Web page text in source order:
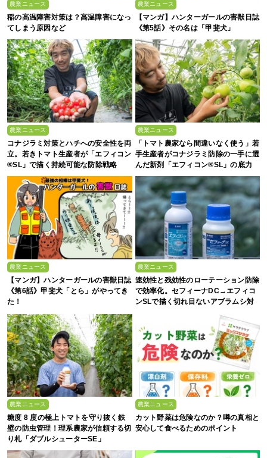
農業ニュース
稲の高温障害対策は？高温障害になっ
てしまう原因など
農業ニュース
【マンガ】ハンターガールの害獣日誌
《第5話》その名は「甲斐犬」
農業ニュース
コナジラミ対策とハチへの安全性を両
立。若きトマト生産者が「エフィコン
®SL」で描く持続可能な防除戦略
農業ニュース
「トマト農家なら間違いなく使う」若
手生産者がコナジラミ防除の一手に選
んだ新剤「エフィコン®SL」の底力
農業ニュース
【マンガ】ハンターガールの害獣日誌
《第6話》甲斐犬「とら」がやってき
た！
農業ニュース
速効性と残効性のローテーション防除
で効率化。セフィーナDC→エフィコ
ンSLで描く切れ目ないアブラムシ対
農業ニュース
糖度 8 度の極上トマトを守り抜く鉄
壁の防虫管理！理系農家が信頼する切
り札「ダブルシューターSE」
農業ニュース
カット野菜は危険なのか？噂の真相と
安心して食べるためのポイント